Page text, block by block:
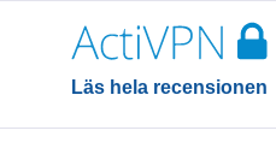
Läs hela recensionen